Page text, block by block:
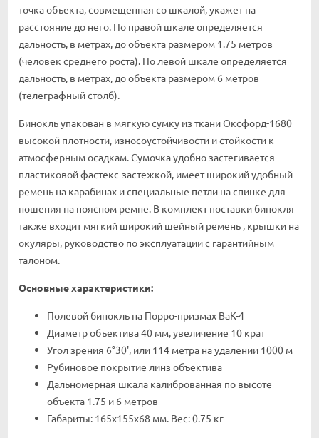
точка объекта, совмещенная со шкалой, укажет на
расстояние до него. По правой шкале определяется
дальность, в метрах, до объекта размером 1.75 метров
(человек среднего роста). По левой шкале определяется
дальность, в метрах, до объекта размером 6 метров
(телеграфный столб).
Бинокль упакован в мягкую сумку из ткани Оксфорд-1680
высокой плотности, износоустойчивости и стойкости к
атмосферным осадкам. Сумочка удобно застегивается
пластиковой фастекс-застежкой, имеет широкий удобный
ремень на карабинах и специальные петли на спинке для
ношения на поясном ремне. В комплект поставки бинокля
также входит мягкий широкий шейный ремень , крышки на
окуляры, руководство по эксплуатации с гарантийным
талоном.
Основные характеристики:
Полевой бинокль на Порро-призмах BaK-4
Диаметр объектива 40 мм, увеличение 10 крат
Угол зрения 6°30', или 114 метра на удалении 1000 м
Рубиновое покрытие линз объектива
Дальномерная шкала калиброванная по высоте
объекта 1.75 и 6 метров
Габариты: 165х155х68 мм. Вес: 0.75 кг